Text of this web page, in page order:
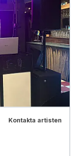
Kontakta artisten